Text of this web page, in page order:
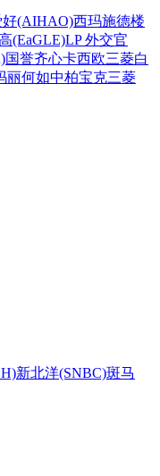
好(AIHAO)西玛施德楼
(EaGLE)LP 外交官
国誉齐心卡西欧三菱白
丽何如中柏宝克三菱
新北洋(SNBC)斑马